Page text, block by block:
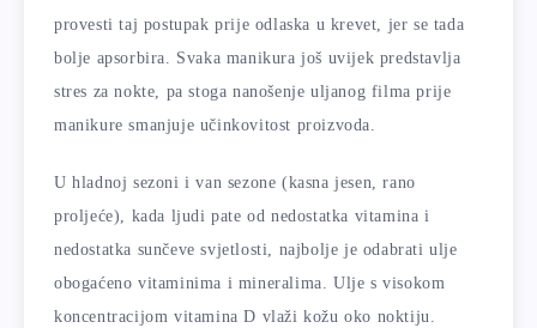
provesti taj postupak prije odlaska u krevet, jer se tada
bolje apsorbira. Svaka manikura još uvijek predstavlja
stres za nokte, pa stoga nanošenje uljanog filma prije
manikure smanjuje učinkovitost proizvoda.
U hladnoj sezoni i van sezone (kasna jesen, rano
proljeće), kada ljudi pate od nedostatka vitamina i
nedostatka sunčeve svjetlosti, najbolje je odabrati ulje
obogaćeno vitaminima i mineralima. Ulje s visokom
koncentracijom vitamina D vlaži kožu oko noktiju.